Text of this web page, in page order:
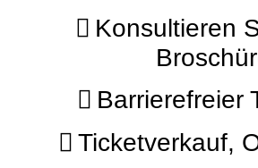
Konsultieren
Barrierefreier
Ticketverkauf,